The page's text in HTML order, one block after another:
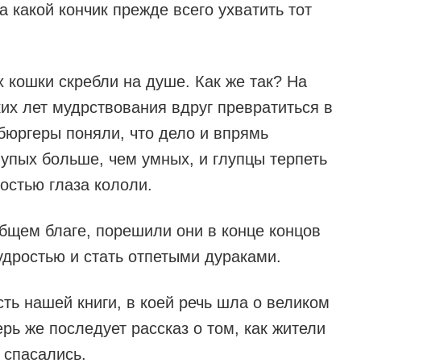
какой кончик прежде всего ухватить тот
кошки скребли на душе. Как же так? На
лет мудрствования вдруг превратиться в
поняли, что дело и впрямь
больше, чем умных, и глупцы терпеть
глаза кололи.
благе, порешили они в конце концов
и стать отпетыми дураками.
нашей книги, в коей речь шла о великом
же последует рассказ о том, как жители